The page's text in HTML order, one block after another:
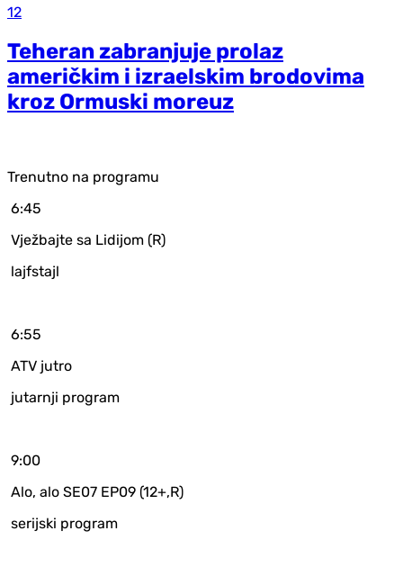
12
Teheran zabranjuje prolaz
američkim i izraelskim brodovima
kroz Ormuski moreuz
Trenutno na programu
6:45
Vježbajte sa Lidijom (R)
lajfstajl
6:55
ATV jutro
jutarnji program
9:00
Alo, alo SE07 EP09 (12+,R)
serijski program